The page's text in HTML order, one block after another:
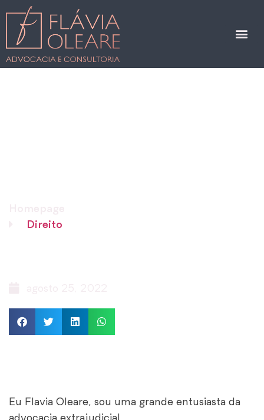
Direito
Eu Flavia Oleare, sou uma grande entusiasta da
advocacia extrajudicial.